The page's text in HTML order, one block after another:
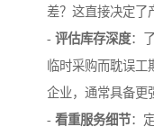
差？这直接决定了
- 评估库存深度：
临时采购而耽误
企业，通常具备更
- 看重服务细节：